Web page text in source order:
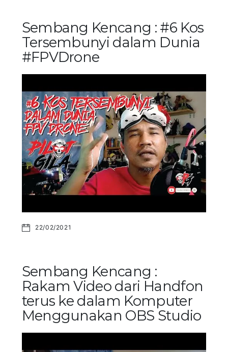
Sembang Kencang : #6 Kos
Tersembunyi dalam Dunia
#FPVDrone
22/02/2021
Sembang Kencang :
Rakam Video dari Handfon
terus ke dalam Komputer
Menggunakan OBS Studio